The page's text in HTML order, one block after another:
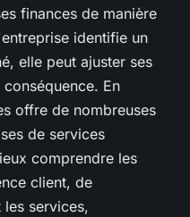
finances de manière
identifie un
elle peut ajuster ses
En
offre de nombreuses
de services
comprendre les
client, de
services,